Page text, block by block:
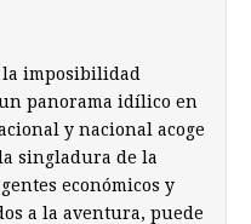
la imposibilidad
panorama idílico en
y nacional acoge
singladura de la
económicos y
a la aventura, puede